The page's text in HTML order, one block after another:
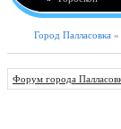
Город Палласовка »
Форум города